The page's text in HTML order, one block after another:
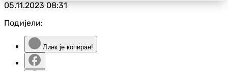
05.11.202308:31
Подијели:
Линк је копиран!